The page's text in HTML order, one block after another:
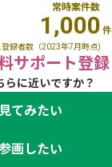
常時案件数
1,000 件
録者数（2023年7月時点)
サポート登録
らに近いですか？
てみたい
画したい